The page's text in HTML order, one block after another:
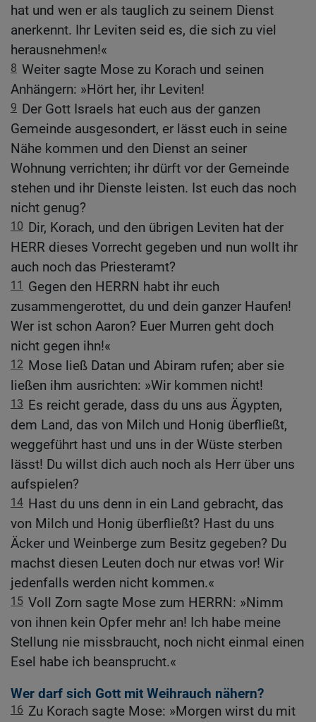
hat und wen er als tauglich zu seinem Dienst
anerkennt. Ihr Leviten seid es, die sich zu viel
herausnehmen!«
8 Weiter sagte Mose zu Korach und seinen
Anhängern: »Hört her, ihr Leviten!
9 Der Gott Israels hat euch aus der ganzen
Gemeinde ausgesondert, er lässt euch in seine
Nähe kommen und den Dienst an seiner
Wohnung verrichten; ihr dürft vor der Gemeinde
stehen und ihr Dienste leisten. Ist euch das noch
nicht genug?
10 Dir, Korach, und den übrigen Leviten hat der
HERR dieses Vorrecht gegeben und nun wollt ihr
auch noch das Priesteramt?
11
Gegen den HERRN habt ihr euch
zusammengerottet, du und dein ganzer Haufen!
Wer ist schon Aaron? Euer Murren geht doch
nicht gegen ihn!«
12 Mose ließ Datan und Abiram rufen; aber sie
ließen ihm ausrichten: »Wir kommen nicht!
13 Es reicht gerade, dass du uns aus Ägypten,
dem Land, das von Milch und Honig überfließt,
weggeführt hast und uns in der Wüste sterben
lässt! Du willst dich auch noch als Herr über uns
aufspielen?
14 Hast du uns denn in ein Land gebracht, das
von Milch und Honig überfließt? Hast du uns
Äcker und Weinberge zum Besitz gegeben? Du
machst diesen Leuten doch nur etwas vor! Wir
jedenfalls werden nicht kommen.«
15 Voll Zorn sagte Mose zum HERRN: »Nimm
von ihnen kein Opfer mehr an! Ich habe meine
Stellung nie missbraucht, noch nicht einmal einen
Esel habe ich beansprucht.«
Wer darf sich Gott mit Weihrauch nähern?
16 Zu Korach sagte Mose: »Morgen wirst du mit